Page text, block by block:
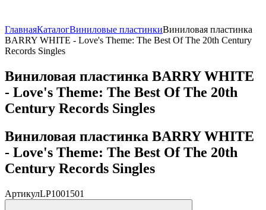
ГлавнаяКаталогВиниловые пластинкиВиниловая пластинка
BARRY WHITE - Love's Theme: The Best Of The 20th Century
Records Singles
Виниловая пластинка BARRY WHITE
- Love's Theme: The Best Of The 20th
Century Records Singles
Виниловая пластинка BARRY WHITE
- Love's Theme: The Best Of The 20th
Century Records Singles
АртикулLP1001501